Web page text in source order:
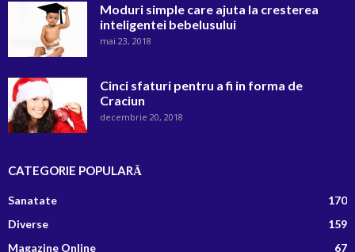
Moduri simple care ajuta la cresterea
inteligentei bebelusului
mai 23, 2018
Cinci sfaturi pentru a fi in forma de
Craciun
decembrie 20, 2018
CATEGORIE POPULARĂ
Sanatate
170
Diverse
159
Magazine Online
67